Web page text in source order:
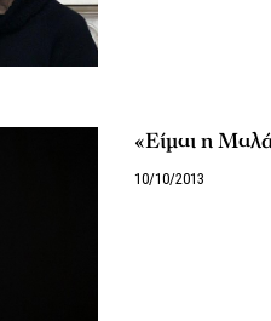
«Είμαι η
10/10/2013